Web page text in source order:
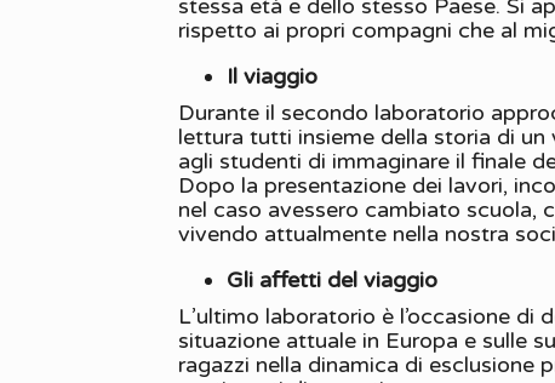
stessa età e dello stesso Paese. Si
rispetto ai propri compagni che al
Il viaggio
Durante il secondo laboratorio
lettura tutti insieme della storia di un
agli studenti di immaginare il finale
Dopo la presentazione dei lavori,
nel caso avessero cambiato scuola,
vivendo attualmente nella nostra
Gli affetti del viaggio
L’ultimo laboratorio è l’occasione di
situazione attuale in Europa e sulle
ragazzi nella dinamica di esclusione